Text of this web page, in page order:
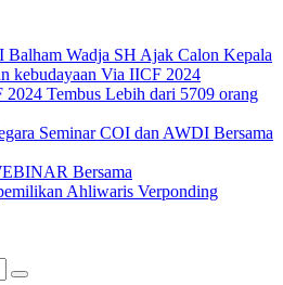
Wadja SH Ajak Calon Kepala
kebudayaan Via IICF 2024
Tembus Lebih dari 5709 orang
Seminar COI dan AWDI Bersama
Bersama
Ahliwaris Verponding